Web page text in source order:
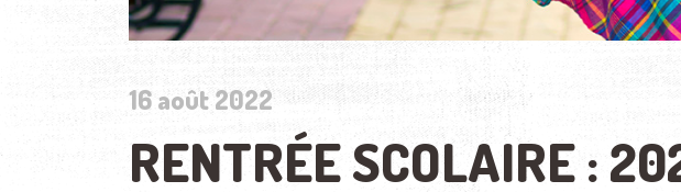
16 août 2022
RENTRÉE SCOLAIRE :